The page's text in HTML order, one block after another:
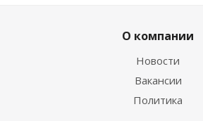
О компании
Новости
Вакансии
Политика